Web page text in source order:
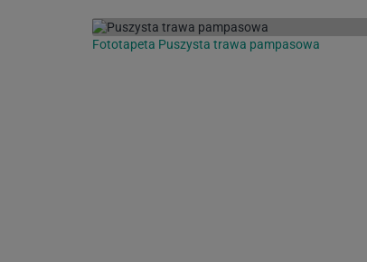
Fototapeta Puszysta trawa pampasowa